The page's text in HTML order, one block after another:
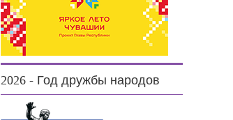
2026 - Год дружбы народов